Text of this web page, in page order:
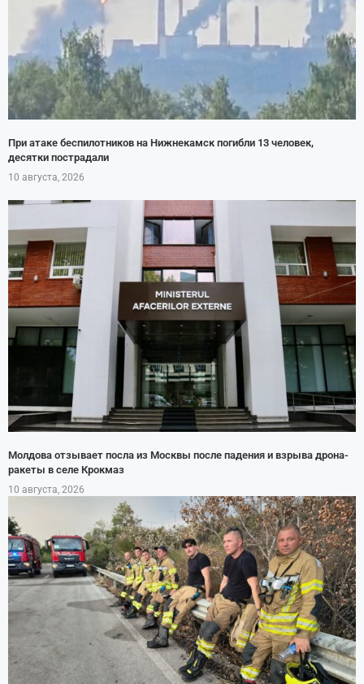
При атаке беспилотников на Нижнекамск погибли 13 человек,
десятки пострадали
10 августа, 2026
Молдова отзывает посла из Москвы после падения и взрыва дрона-
ракеты в селе Крокмаз
10 августа, 2026